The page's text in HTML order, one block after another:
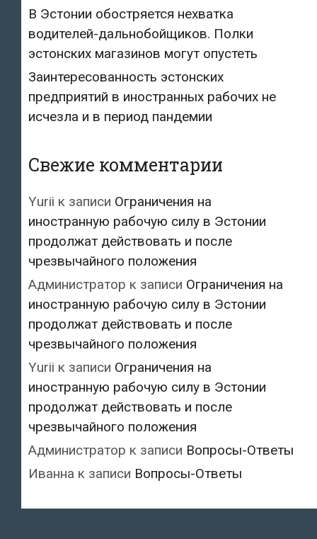
В Эстонии обостряется нехватка
водителей-дальнобойщиков. Полки
эстонских магазинов могут опустеть
Заинтересованность эстонских
предприятий в иностранных рабочих не
исчезла и в период пандемии
Свежие комментарии
Yurii к записи Ограничения на
иностранную рабочую силу в Эстонии
продолжат действовать и после
чрезвычайного положения
Администратор к записи Ограничения на
иностранную рабочую силу в Эстонии
продолжат действовать и после
чрезвычайного положения
Yurii к записи Ограничения на
иностранную рабочую силу в Эстонии
продолжат действовать и после
чрезвычайного положения
Администратор к записи Вопросы-Ответы
Иванна к записи Вопросы-Ответы